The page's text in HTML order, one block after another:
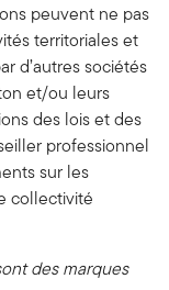
peuvent ne pas
territoriales et
d’autres sociétés
et/ou leurs
des lois et des
professionnel
sur les
collectivité
des marques